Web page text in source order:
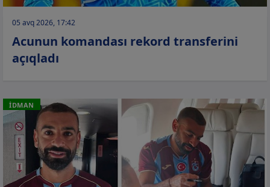
05 avq 2026, 17:42
Acunun komandası rekord transferini
açıqladı
İDMAN